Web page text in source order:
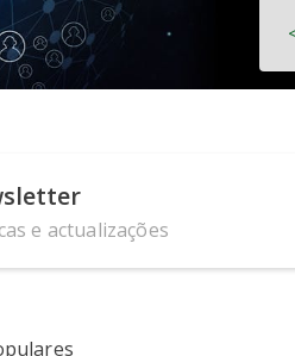
e actualizações